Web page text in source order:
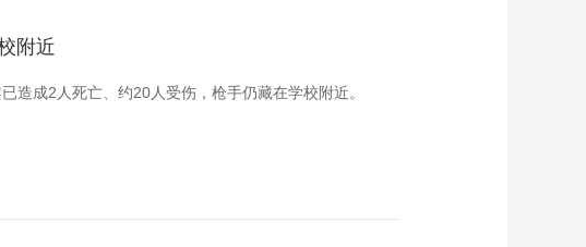
附近
造成2人死亡、约20人受伤，枪手仍藏在学校附近。